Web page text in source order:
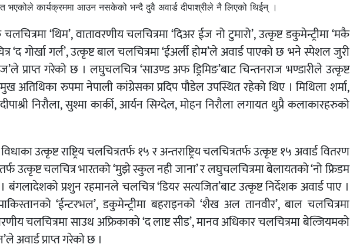
भएकोले कार्यक्रममा आउन नसकेको भन्दै दुवै अवार्ड दीपाश्रीले नै लिएको थिईन् ।
चलचित्रमा ‘थिम’, वातावरणीय चलचित्रमा ‘दिअर ईज न‍ो टुमारो’, उत्कृष्ट डकुमेन्ट्रीमा ‘मकै
‘द गोर्खा गर्ल’, उत्कृष्ट बाल चलचित्रमा ‘ईअर्ली होम’ले अवार्ड पाएको छ भने स्पेशल जुरी
प्राप्त गरेको छ । लघुचलचित्र ‘साउण्ड अफ ड्रिमिङ’बाट चिन्तनराज भण्डारीले उत्कृष्ट
अतिथिका रुपमा नेपाली कांग्रेसका प्रदिप पौडेल उपस्थित रहेको थिए । मिथिला शर्मा,
निरौला, सुश्मा कार्की, आर्यन सिग्देल, म‍ोहन निरौला लगायत थुप्रै कलाकारहरुको
उत्कृष्ट राष्ट्रिय चलचित्रतर्फ १५ र अन्तराष्ट्रिय चलचित्रतर्फ उत्कृष्ट १५ अवार्ड वितरण
उत्कृष्ट चलचित्र भारतको ‘मुझे स्कुल नही जाना’ र लघुचलचित्रमा बेलायतको ‘नो फ्रिडम
बंगलादेशको प्रशुन रहमानले चलचित्र ‘डियर सत्यजित’बाट उत्कृष्ट निर्देशक अवार्ड पाए ।
‘ईन्टरभल’, डकुमेन्ट्रीमा बहराइनको ‘शैख अल तानवीर’, बाल चलचित्रमा
चलचित्रमा साउथ अफ्रिकाको ‘द लाष्ट सीड’, मानव अधिकार चलचित्रमा बेल्जियमको
अवार्ड प्राप्त गरेको छ ।